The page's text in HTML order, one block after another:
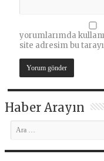
yorumlarımda
site adresim bu
Haber Arayın